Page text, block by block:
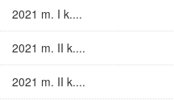
2021 m. I k....
2021 m. II k....
2021 m. II k....